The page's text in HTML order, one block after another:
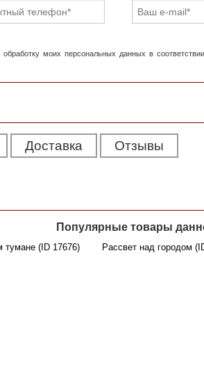
моих персональных данных в
Доставка Отзывы
Популярные товары
тумане (ID 17676) Рассвет над городом